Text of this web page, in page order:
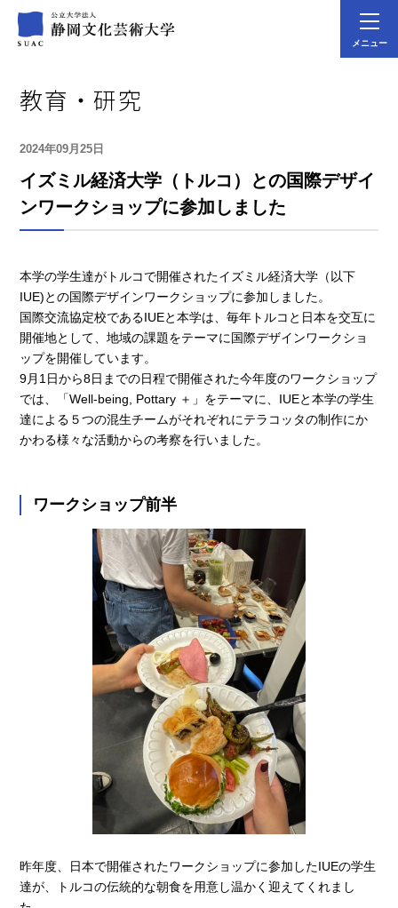
メニュー
教育・研究
2024年09月25日
イズミル経済大学（トルコ）との国際デザイ
ンワークショップに参加しました
本学の学生達がトルコで開催されたイズミル経済大学（以下
IUE)との国際デザインワークショップに参加しました。
国際交流協定校であるIUEと本学は、毎年トルコと日本を交互に
開催地として、地域の課題をテーマに国際デザインワークショ
ップを開催しています。
9月1日から8日までの日程で開催された今年度のワークショップ
では、「Well-being, Pottary ＋」をテーマに、IUEと本学の学生
達による５つの混生チームがそれぞれにテラコッタの制作にか
かわる様々な活動からの考察を行いました。
ワークショップ前半
昨年度、日本で開催されたワークショップに参加したIUEの学生
達が、トルコの伝統的な朝食を用意し温かく迎えてくれまし